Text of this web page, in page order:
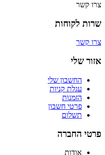
צרו קשר
שרות לקוחות
צרו קשר
אזור שלי
החשבון שלי
עגלת קניות
הזמנות
פרטי חשבון
תשלום
פרטי החברה
אודות